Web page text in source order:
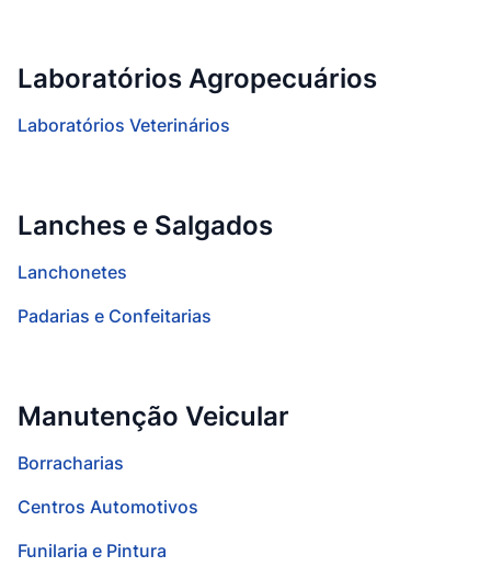
Laboratórios Agropecuários
Laboratórios Veterinários
Lanches e Salgados
Lanchonetes
Padarias e Confeitarias
Manutenção Veicular
Borracharias
Centros Automotivos
Funilaria e Pintura